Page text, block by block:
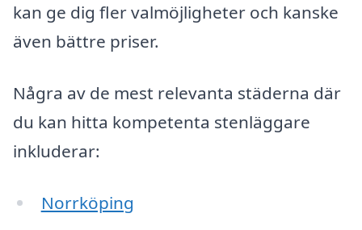
kan ge dig fler valmöjligheter och kanske
även bättre priser.
Några av de mest relevanta städerna där
du kan hitta kompetenta stenläggare
inkluderar:
Norrköping